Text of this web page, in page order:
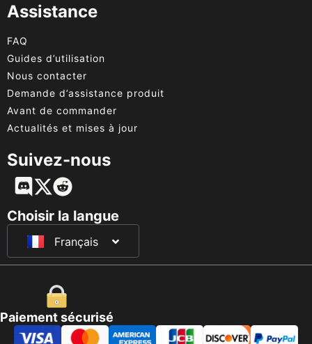
Assistance
FAQ
Guides d’utilisation
Nous contacter
Demande d’assistance produit
Avant de commander
Actualités et mises à jour
Suivez-nous
Choisir la langue
Français
English
Deutsch
日本語
Paiement sécurisé